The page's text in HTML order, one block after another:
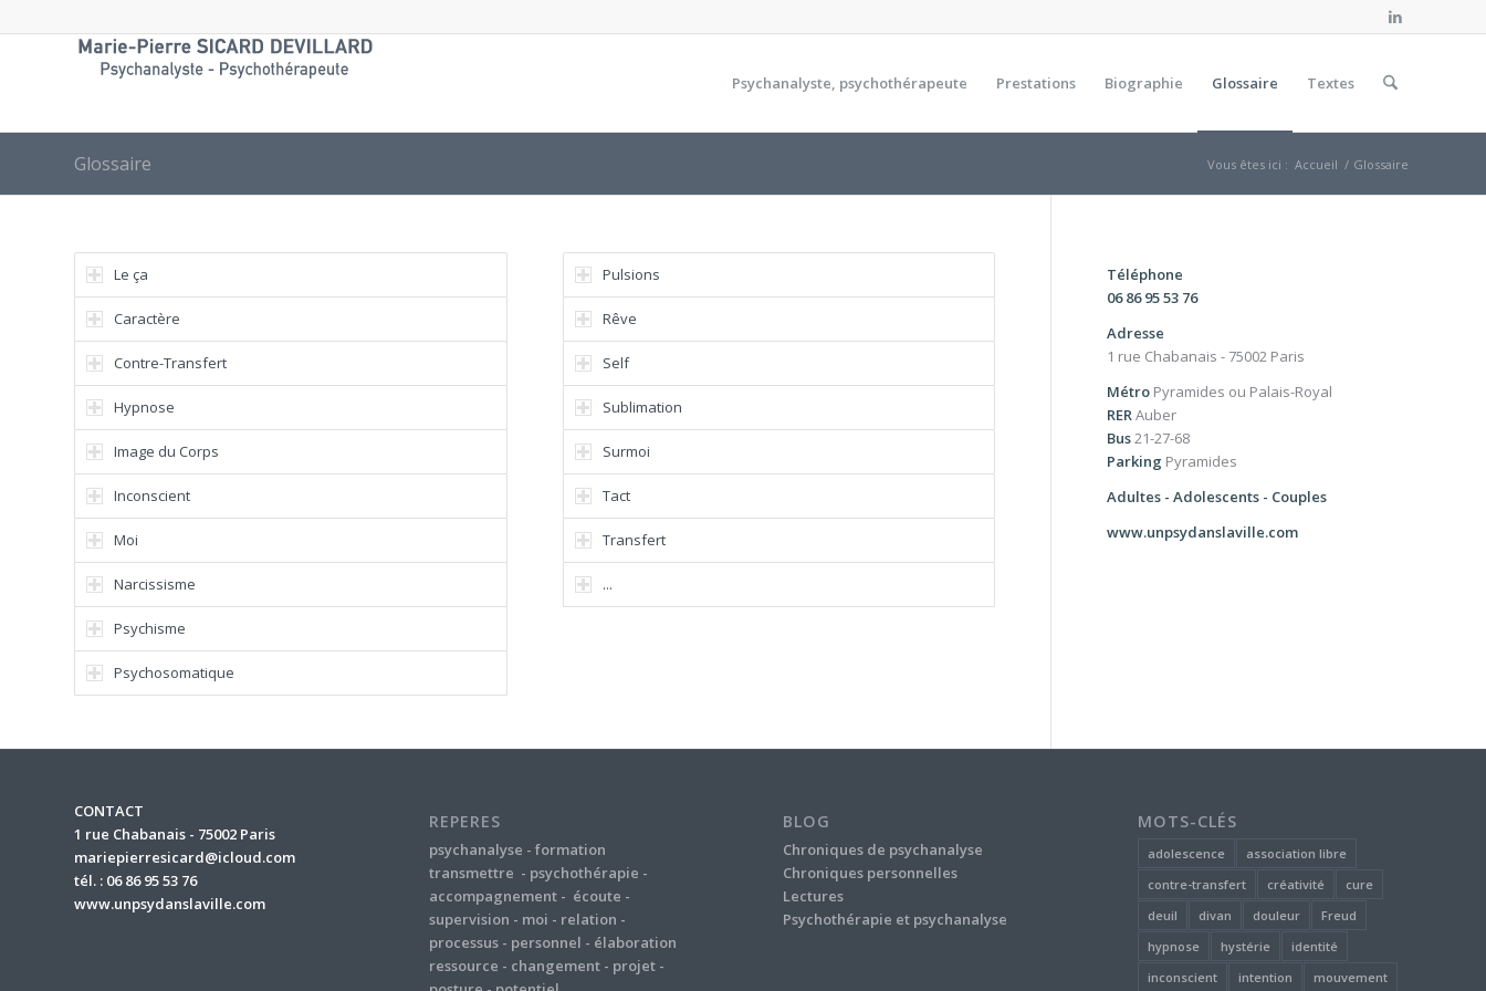
Psychanalyste, psychothérapeute Prestations Biographie Glossaire Textes
Glossaire Vous êtes ici : Accueil / Glossaire
Le ça
Caractère
Contre-Transfert
Hypnose
Image du Corps
Inconscient
Moi
Narcissisme
Psychisme
Psychosomatique
Pulsions
Rêve
Self
Sublimation
Surmoi
Tact
Transfert
...
Téléphone
06 86 95 53 76
Adresse
1 rue Chabanais - 75002 Paris
Métro Pyramides ou Palais-Royal
RERAuber
Bus21-27-68
Parking Pyramides
Adultes - Adolescents - Couples
www.unpsydanslaville.com
CONTACT
1 rue Chabanais - 75002 Paris
mariepierresicard@icloud.com
tél. : 06 86 95 53 76
www.unpsydanslaville.com
REPERES
psychanalyse - formation
transmettre - psychothérapie -
accompagnement- écoute -
supervision - moi - relation -
processus- personnel - élaboration
ressource - changement- projet-
BLOG
Chroniques de psychanalyse
Chroniques personnelles
Lectures
Psychothérapie et psychanalyse
MOTS-CLÉS
adolescence
association libre
contre-transfert
créativité
cure
deuil
divan douleur
Freud
hypnose
hystérie
identité
inconscient
intention mouvement